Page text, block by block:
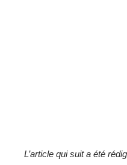
L’article qui suit a été